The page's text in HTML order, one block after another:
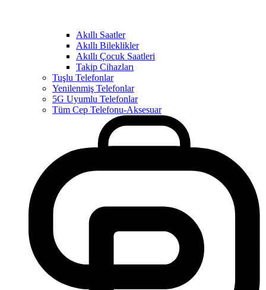
Akıllı Saatler
Akıllı Bileklikler
Akıllı Çocuk Saatleri
Takip Cihazları
Tuşlu Telefonlar
Yenilenmiş Telefonlar
5G Uyumlu Telefonlar
Tüm Cep Telefonu-Aksesuar